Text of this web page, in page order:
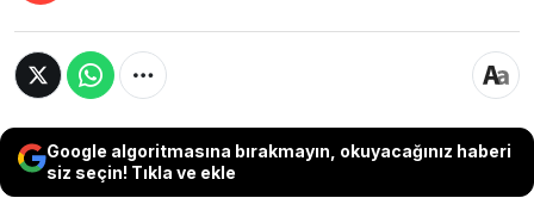
Google algoritmasına bırakmayın, okuyacağınız haberi
siz seçin! Tıkla ve ekle